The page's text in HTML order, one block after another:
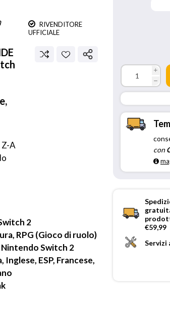
RIVENDITORE
UFFICIALE
Z-A
2
RPG (Gioco di ruolo)
Switch 2
Inglese, ESP, Francese,
i
h
con
€59,99
Servizi